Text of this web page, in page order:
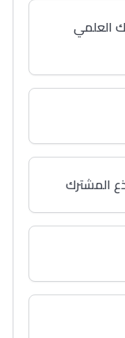
العلمي
المشترك